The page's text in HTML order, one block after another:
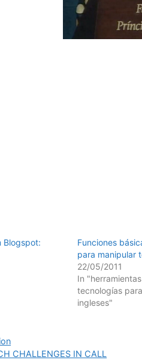
Blogspot:
Funciones
para manipular
22/05/2011
In
tecnologías
ingleses"
CHALLENGES IN CALL